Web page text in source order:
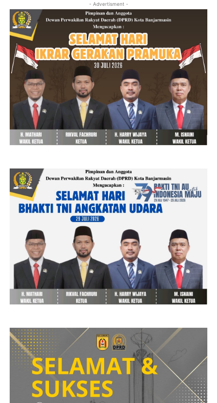
- Advertisment -